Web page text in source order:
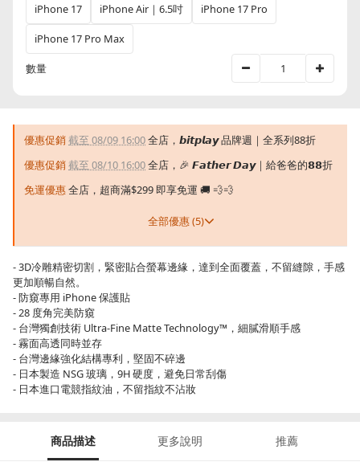
iPhone 17
iPhone Air｜6.5吋 iPhone 17 Pro
iPhone 17 Pro Max
數量
優惠促銷截至 08/09 16:00全店，𝙗𝙞𝙩𝙥𝙡𝙖𝙮 品牌週｜全系列88折
優惠促銷截至 08/10 16:00全店，🎉 𝙁𝙖𝙩𝙝𝙚𝙧 𝘿𝙖𝙮｜給爸爸的𝟴𝟴折
免運優惠全店，超商滿$299 即享免運 🚚 💨💨
全部優惠 (5)
- 3D冷雕精密切割，緊密貼合螢幕邊緣，達到全面覆蓋，不留縫隙，手感
更加順暢自然。
- 防窺專用 iPhone 保護貼
- 28 度角完美防窺
- 台灣獨創技術 Ultra-Fine Matte Technology™，細膩滑順手感
- 霧面高透同時並存
- 台灣邊緣強化結構專利，堅固不碎邊
- 日本製造 NSG 玻璃，9H 硬度，避免日常刮傷
- 日本進口電競指紋油，不留指紋不沾妝
商品描述 更多說明 推薦